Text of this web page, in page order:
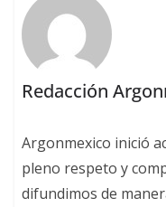
Redacción
Argonmexico inició
pleno respeto y
difundimos de